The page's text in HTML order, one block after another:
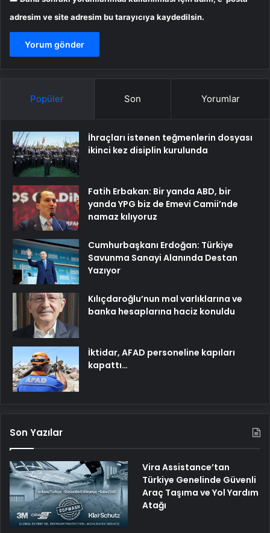
adresim ve site adresim bu tarayıcıya kaydedilsin.
Popüler Son Yorumlar
İhraçları istenen teğmenlerin dosyası
ikinci kez disiplin kurulunda
Fatih Erbakan: Bir yanda ABD, bir
yanda YPG biz de Emevi Camii’nde
namaz kılıyoruz
Cumhurbaşkanı Erdoğan: Türkiye
Savunma Sanayi Alanında Destan
Yazıyor
Kılıçdaroğlu’nun mal varlıklarına ve
banka hesaplarına haciz konuldu
İktidar, AFAD personeline kapıları
kapattı…
Son Yazılar
Vira Assistance’tan
Türkiye Genelinde Güvenli
Araç Taşıma ve Yol Yardım
Atağı